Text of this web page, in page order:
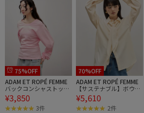
75%OFF
ADAM ET ROPÉ FEMME
バックコンシャストップ
ス
¥3,850
3件
70%OFF
ADAM ET ROPÉ FEMME
【サステナブル】ボウタ
イシャツ
¥5,610
2件